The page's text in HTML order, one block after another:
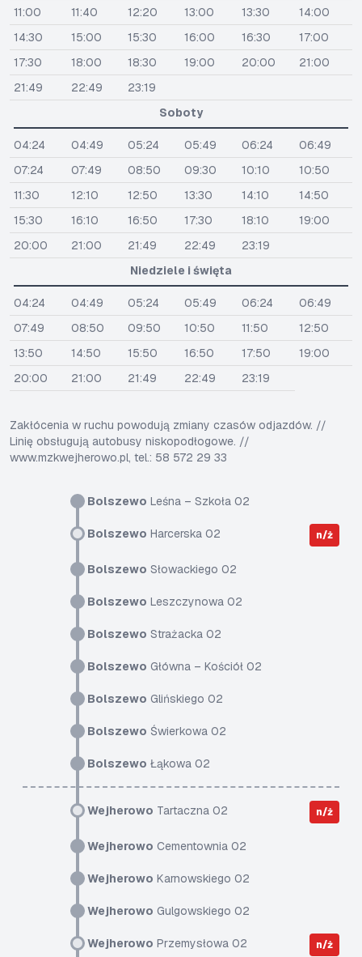
Bolszewo Leśna – Szkoła 02
Bolszewo Harcerska 02 n/ż
Bolszewo Słowackiego 02
Bolszewo Leszczynowa 02
Bolszewo Strażacka 02
Bolszewo Główna – Kościół 02
Bolszewo Glińskiego 02
Bolszewo Świerkowa 02
Bolszewo Łąkowa 02
Wejherowo Tartaczna 02 n/ż
Wejherowo Cementownia 02
Wejherowo Karnowskiego 02
Wejherowo Gulgowskiego 02
Wejherowo Przemysłowa 02 n/ż
11:00
11:40 12:20 13:00 13:30
14:00
14:30
15:00 15:30 16:00 16:30
17:00
17:30
18:00 18:30 19:00 20:00
21:00
21:49
22:49
23:19
Soboty
04:24 04:49 05:24 05:49 06:24
06:49
07:24
07:49 08:50 09:30 10:10
10:50
11:30
12:10 12:50 13:30 14:10
14:50
15:30
16:10 16:50 17:30 18:10
19:00
20:00
21:00 21:49 22:49
23:19
Niedziele i święta
04:24 04:49 05:24 05:49 06:24
06:49
07:49
08:50 09:50 10:50 11:50
12:50
13:50
14:50 15:50 16:50 17:50
19:00
20:00
21:00 21:49 22:49 23:19
Zakłócenia w ruchu powodują zmiany czasów odjazdów. //
Linię obsługują autobusy niskopodłogowe. //
www.mzkwejherowo.pl, tel.: 58 572 29 33